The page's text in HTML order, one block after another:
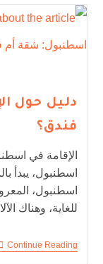
دليل حول
فندق؟
الإقامة في
اسطنبول، يبدأ
اسطنبول،
للغاية، وهناك
Continue Reading